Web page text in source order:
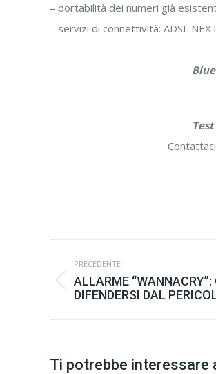
– portabilità dei numeri già
– servizi di connettività: ADSL
di
navigazione
PRECEDENTE
Stile
dell'anteprima:
ALLARME “WANNACRY”:
DIFENDERSI DAL
Ti potrebbe interessare